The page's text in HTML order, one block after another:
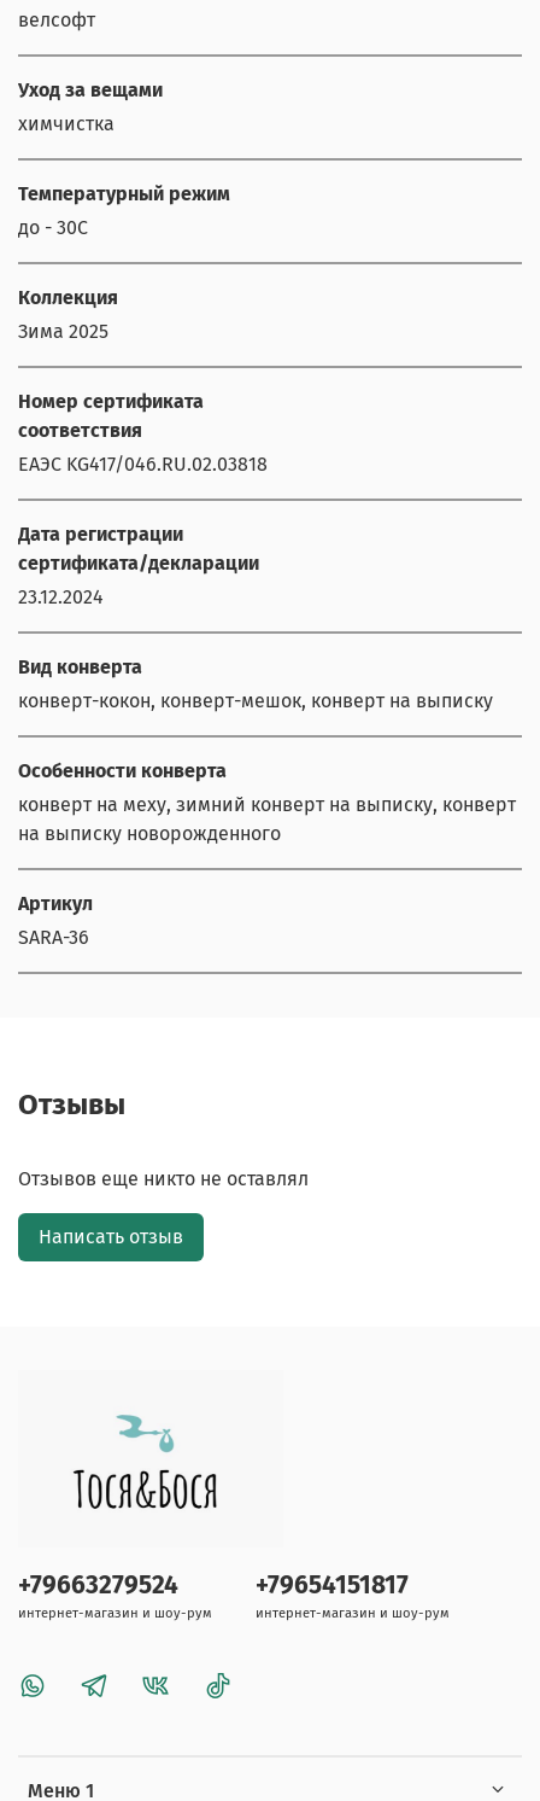
велсофт
Уход за вещами
химчистка
Температурный режим
до - 30С
Коллекция
Зима 2025
Номер сертификата
соответствия
ЕАЭС KG417/046.RU.02.03818
Дата регистрации
сертификата/декларации
23.12.2024
Вид конверта
конверт-кокон, конверт-мешок, конверт на выписку
Особенности конверта
конверт на меху, зимний конверт на выписку, конверт
на выписку новорожденного
Артикул
SARA-36
Отзывы
Отзывов еще никто не оставлял
Написать отзыв
Меню 1
+79663279524
интернет-магазин и шоу-рум
+79654151817
интернет-магазин и шоу-рум